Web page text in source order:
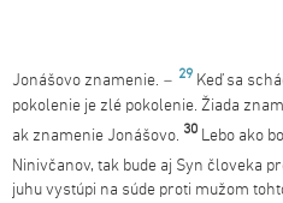
Jonášovo znamenie. – 29 Keď sa
pokolenie je zlé pokolenie. Žiada
ak znamenie Jonášovo. 30 Lebo ako
Ninivčanov, tak bude aj Syn človeka
juhu vystúpi na súde proti mužom